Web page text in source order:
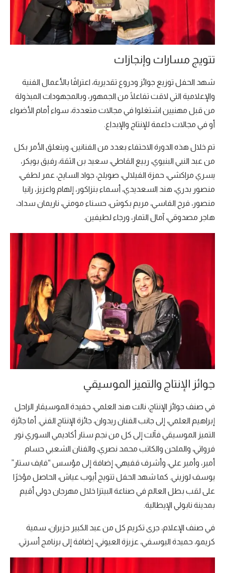
تتويج مسارات وإنجازات
شهد الحفل توزيع جوائز ودروع تقديرية، اعترافًا بالأعمال الفنية
والإعلامية التي لاقت تفاعلًا من الجمهور، وبالمجهودات المبذولة
من قبل مهنيين اشتغلوا في مجالات متعددة، سواء أمام الأضواء
أو في مجالات داعمة للإنتاج والإبداع.
تم خلال هذه الدورة الاحتفاء بعدد من الفنانين، ويتعلق الأمر بكل
من عبد النبي البنيوي، ربيع القاطي، سعيد بن الثقة، رفيق بويكر،
يسري مراكشي، حمزة الفيلالي، صويلح، جواد السايح، عمر لطفي،
منصور بدري، هند السعديدي، أسماء بنزاكور، إلهام واعزيز، رانيا
منصور، فرح الفاسي، مريم بكوش، حسناء مومني، ناريمان سداد،
هاجر مصدوقي، آمال التمار، ورجاء لطيفين.
جوائز الإنتاج والتميز الموسيقي
في صنف جوائز الإنتاج، نالت هند العلمي، حفيدة الموسيقار الراحل
إبراهيم العلمي، إلى جانب الفنان ريدوان، جائزة الإنتاج الفني. أما جائزة
التميز الموسيقي فآلت إلى كل من نجم ستار أكاديمي السوري نور
فرواتي، والملحن والكاتب محمد نصري، والفنان الشعبي حسام
أمير، وأمير علي، وأشرف قفيهي، إضافة إلى مؤسس “فايف ستار”
يوسف لوزيني. كما شهد الحفل تتويج أيوب عياش، الحاصل مؤخرًا
على لقب بطل العالم في صناعة البيتزا خلال مهرجان دولي أقيم
بمدينة نابولي الإيطالية.
في صنف الإعلام، جرى تكريم كل من عبد الكبير حزيران، سمية
كريمو، حميدة اليوسفي، عزيزة العيوني، إضافة إلى برنامج أسرتي.